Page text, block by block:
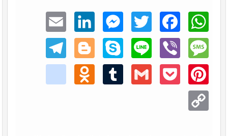
What
sApp
Faceb
ook
Twitt
er
Mess
enger
Linke
dIn
Email
Mess
age
Viber
Line
Skype
Blogg
er
Teleg
ram
Pinte
rest
Pocke
Gmail
Tumb
Odno
klass
niki
Copy
Link